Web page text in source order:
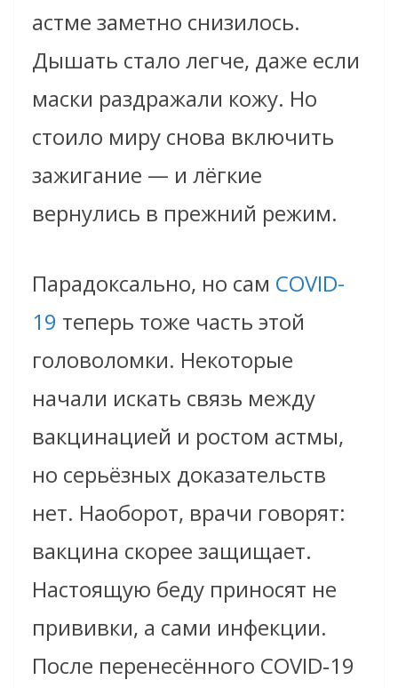
астме заметно снизилось.
Дышать стало легче, даже если
маски раздражали кожу. Но
стоило миру снова включить
зажигание — и лёгкие
вернулись в прежний режим.
Парадоксально, но сам COVID-
19 теперь тоже часть этой
головоломки. Некоторые
начали искать связь между
вакцинацией и ростом астмы,
но серьёзных доказательств
нет. Наоборот, врачи говорят:
вакцина скорее защищает.
Настоящую беду приносят не
прививки, а сами инфекции.
После перенесённого COVID‑19